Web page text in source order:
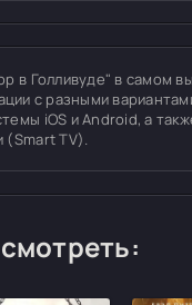
в Голливуде" в самом
с разными
iOS и Android, а
(Smart TV).